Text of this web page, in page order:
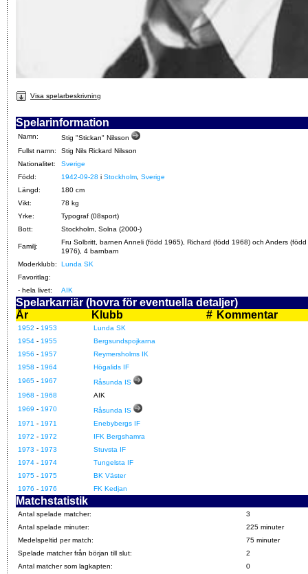
Visa spelarbeskrivning
Spelarinformation
Namn:
Stig "Stickan" Nilsson
Fullst namn:
Stig Nils Rickard Nilsson
Nationalitet:
Sverige
Född:
1942-09-28 i Stockholm Sverige
Längd:
180 cm
Vikt:
78 kg
Yrke:
Typograf (08sport)
Bott:
Stockholm, Solna (2000-)
Familj:
Fru Solbritt, barnen Anneli (född 1965), Richard (född 1968) och Anders (född
1976), 4 barnbarn
Moderklubb:
Lunda SK
Favoritlag:
- hela livet:
AIK
Spelarkarriär (hovra för eventuella detaljer)
År
Klubb # Kommentar
1952 - 1953
Lunda SK
1954 - 1955
Bergsundspojkarna
1956 - 1957
Reymersholms IK
1958 - 1964
Högalids IF
1965 - 1967
Råsunda IS
1968 - 1968
AIK
1969 - 1970
Råsunda IS
1971 - 1971
Enebybergs IF
1972 - 1972
IFK Bergshamra
1973 - 1973
Stuvsta IF
1974 - 1974
Tungelsta IF
1975 - 1975
BK Väster
1976 - 1976 FK Kedjan
Matchstatistik
Antal spelade matcher:
3
Antal spelade minuter:
225 minuter
Medelspeltid per match:
75 minuter
Spelade matcher från början till slut:
2
Antal matcher som lagkapten:
0